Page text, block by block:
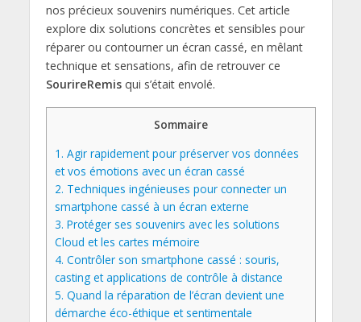
nos précieux souvenirs numériques. Cet article
explore dix solutions concrètes et sensibles pour
réparer ou contourner un écran cassé, en mêlant
technique et sensations, afin de retrouver ce
SourireRemisqui s’était envolé.
Sommaire
1. Agir rapidement pour préserver vos données
et vos émotions avec un écran cassé
2. Techniques ingénieuses pour connecter un
smartphone cassé à un écran externe
3. Protéger ses souvenirs avec les solutions
Cloud et les cartes mémoire
4. Contrôler son smartphone cassé : souris,
casting et applications de contrôle à distance
5. Quand la réparation de l’écran devient une
démarche éco-éthique et sentimentale